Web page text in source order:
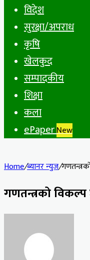
विदेश
सुरक्षा/अपराध
कृषि
खेलकुद
सम्पादकीय
शिक्षा
कला
ePaperNew
Home/ब्यानर न्युज/
गणतन्त्रको